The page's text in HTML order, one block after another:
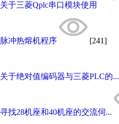
关于三菱Qplc串口模块使用
脉冲热熔机程序 [241]
关于绝对值编码器与三菱PLC的...
寻找28机座和40机座的交流伺...